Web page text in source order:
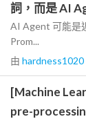
詞，而是 AI
AI Agent 可能是
Prom...
由 hardness1020
[Machine
pre-